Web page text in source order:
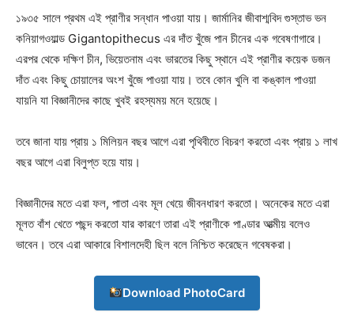
১৯৩৫ সালে প্রথম এই প্রাণীর সন্ধান পাওয়া যায়। জার্মানির জীবাশ্মবিদ গুস্তাভ ভন
কনিয়াগওয়াল্ড Gigantopithecus এর দাঁত খুঁজে পান চীনের এক গবেষণাগারে।
এরপর থেকে দক্ষিণ চীন, ভিয়েতনাম এবং ভারতের কিছু স্থানে এই প্রাণীর কয়েক ডজন
দাঁত এবং কিছু চোয়ালের অংশ খুঁজে পাওয়া যায়। তবে কোন খুলি বা কঙ্কাল পাওয়া
যায়নি যা বিজ্ঞানীদের কাছে খুবই রহস্যময় মনে হয়েছে।
তবে জানা যায় প্রায় ১ মিলিয়ন বছর আগে এরা পৃথিবীতে বিচরণ করতো এবং প্রায় ১ লাখ
বছর আগে এরা বিলুপ্ত হয়ে যায়।
বিজ্ঞানীদের মতে এরা ফল, পাতা এবং মূল খেয়ে জীবনধারণ করতো। অনেকের মতে এরা
মূলত বাঁশ খেতে পছন্দ করতো যার কারণে তারা এই প্রাণীকে পাণ্ডার আত্মীয় বলেও
ভাবেন। তবে এরা আকারে বিশালদেহী ছিল বলে নিশ্চিত করেছেন গবেষকরা।
Download PhotoCard